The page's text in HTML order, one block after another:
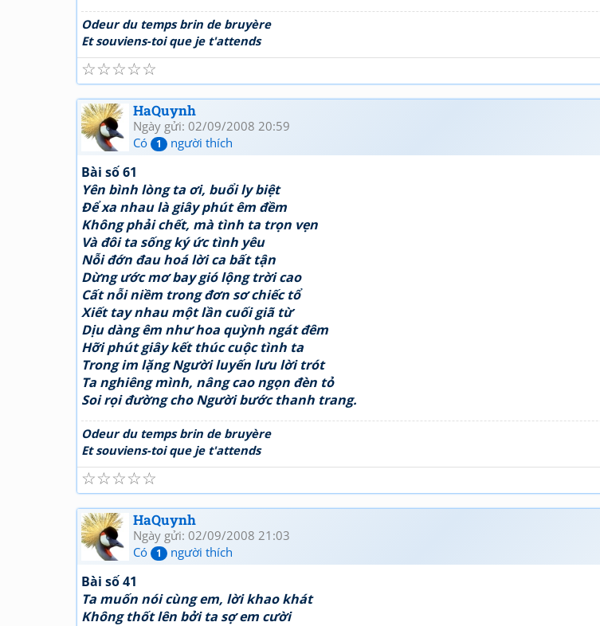
Odeur du temps brin de bruyère
Et souviens-toi que je t'attends
☆
☆
☆
☆
☆
HaQuynh
Ngày gửi: 02/09/2008 20:59
Có
1 người thích
Bài số 61
Yên bình lòng ta ơi, buổi ly biệt
Để xa nhau là giây phút êm đềm
Không phải chết, mà tình ta trọn vẹn
Và đôi ta sống ký ức tình yêu
Nỗi đớn đau hoá lời ca bất tận
Dừng ước mơ bay gió lộng trời cao
Cất nỗi niềm trong đơn sơ chiếc tổ
Xiết tay nhau một lần cuối giã từ
Dịu dàng êm như hoa quỳnh ngát đêm
Hỡi phút giây kết thúc cuộc tình ta
Trong im lặng Người luyến lưu lời trót
Ta nghiêng mình, nâng cao ngọn đèn tỏ
Soi rọi đường cho Người bước thanh trang.
Odeur du temps brin de bruyère
Et souviens-toi que je t'attends
☆
☆
☆
☆
☆
HaQuynh
Ngày gửi: 02/09/2008 21:03
Có
1 người thích
Bài số 41
Ta muốn nói cùng em, lời khao khát
Không thốt lên bởi ta sợ em cười